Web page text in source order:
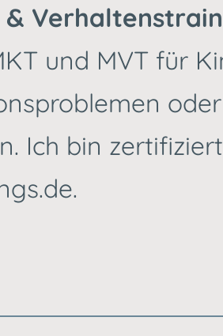
und MVT für
oder
Ich bin